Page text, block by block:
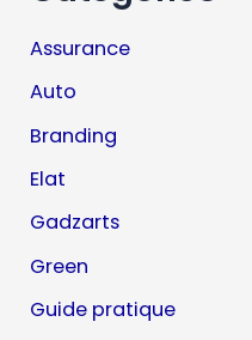
Assurance
Auto
Branding
Elat
Gadzarts
Green
Guide pratique